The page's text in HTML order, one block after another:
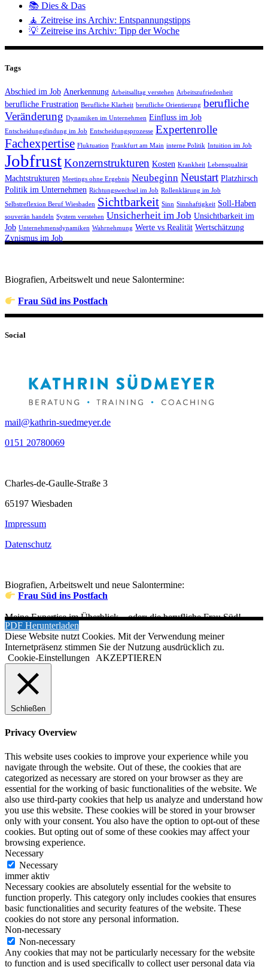
📚 Dies & Das
🧘 Zeitreise ins Archiv: Entspannungstipps
💡 Zeitreise ins Archiv: Tipp der Woche
Tags
Abschied im Job Anerkennung Arbeitsalltag verstehen Arbeitszufriedenheit
berufliche Frustration Berufliche Klarheit berufliche Orientierung berufliche
Veränderung Dynamiken im Unternehmen Einfluss im Job
Entscheidungsfindung im Job Entscheidungsprozesse Expertenrolle
Fachexpertise Fluktuation Frankfurt am Main interne Politik Intuition im Job
JobfrustKonzernstrukturen Kosten Krankheit Lebensqualität
Machtstrukturen Meetings ohne Ergebnis Neubeginn Neustart Platzhirsch
Politik im Unternehmen Richtungswechsel im Job Rollenklärung im Job
Selbstreflexion Beruf Wiesbaden Sichtbarkeit Sinn Sinnhaftigkeit Soll-Haben
souverän handeln System verstehen Unsicherheit im Job Unsichtbarkeit im
Job Unternehmensdynamiken Wahrnehmung Werte vs Realität Wertschätzung
Zynismus im Job
Biografien, Arbeitswelt und neue Salontermine:
Frau Süd ins Postfach
Social
mail@kathrin-suedmeyer.de
0151 20780069
Charles-de-Gaulle-Straße 3
65197 Wiesbaden
Impressum
Datenschutz
Biografien, Arbeitswelt und neue Salontermine:
Frau Süd ins Postfach
Meine Expertise im Überblick – oder: die berufliche Frau Süd!
PDF Herunterladen
Diese Website nutzt Cookies. Mit der Verwendung meiner
Internetpräsenz stimmen Sie der Nutzung ausdrücklich zu.
Cookie-Einstellungen
AKZEPTIEREN
Schließen
Privacy Overview
This website uses cookies to improve your experience while you
navigate through the website. Out of these, the cookies that are
categorized as necessary are stored on your browser as they are
essential for the working of basic functionalities of the website. We
also use third-party cookies that help us analyze and understand how
you use this website. These cookies will be stored in your browser
only with your consent. You also have the option to opt-out of these
cookies. But opting out of some of these cookies may affect your
browsing experience.
Necessary
Necessary
immer aktiv
Necessary cookies are absolutely essential for the website to
function properly. This category only includes cookies that ensures
basic functionalities and security features of the website. These
cookies do not store any personal information.
Non-necessary
Non-necessary
Any cookies that may not be particularly necessary for the website
to function and is used specifically to collect user personal data via